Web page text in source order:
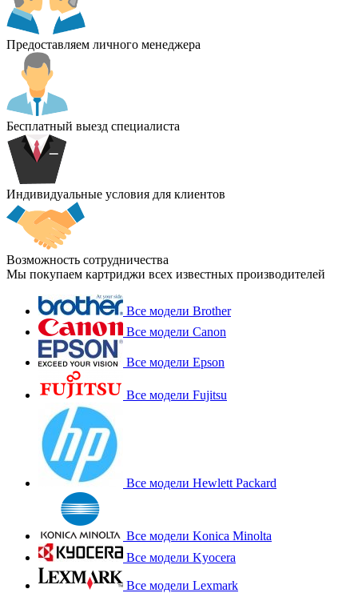
Предоставляем личного менеджера
Бесплатный выезд специалиста
Индивидуальные условия для клиентов
Возможность сотрудничества
Мы покупаем картриджи всех известных производителей
Все модели Brother
Все модели Canon
Все модели Epson
Все модели Fujitsu
Все модели Hewlett Packard
Все модели Konica Minolta
Все модели Kyocera
Все модели Lexmark